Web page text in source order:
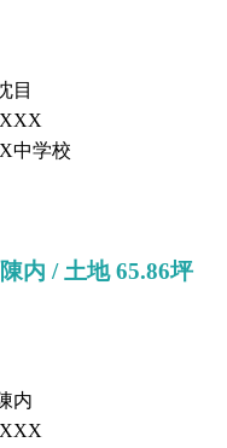
目
中学校
内 / 土地 65.86坪
内